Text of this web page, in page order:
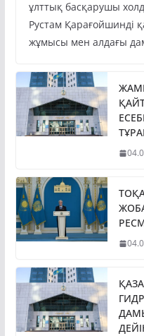
ұлттық басқарушы
Рустам Қарағойшинді
жұмысы мен алдағы